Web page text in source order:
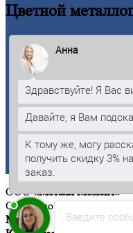
Цветной
Алюминий
Бронза
Вольфрам
Латунь
Медь
Никель
Олово
Свинец
Титан
Цинк
ООО«Металл Момент»
Общество с ограниченной
Момент»
Введите
Анна
Здравствуйте! Я Вас
Давайте, я Вам
К тому же, могу
получить скидку 3%
заказ.